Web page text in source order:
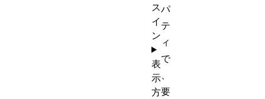
パ
テ
ィ
で
、
要
ス
イ
ン
表
示
方